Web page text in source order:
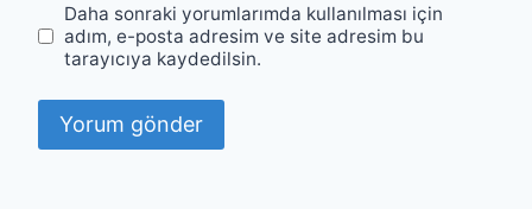
Daha sonraki yorumlarımda kullanılması için
adım, e-posta adresim ve site adresim bu
tarayıcıya kaydedilsin.